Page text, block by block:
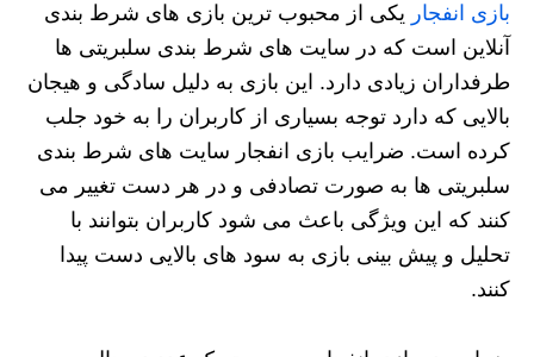
بازی انفجار یکی از محبوب‌ ترین بازی‌ های شرط‌ بندی
آنلاین است که در سایت‌ های شرط‌ بندی سلبریتی‌ ها
طرفداران زیادی دارد. این بازی به دلیل سادگی و هیجان
بالایی که دارد توجه بسیاری از کاربران را به خود جلب
کرده است. ضرایب بازی انفجار سایت های شرط بندی
سلبریتی ها به صورت تصادفی و در هر دست تغییر می‌
کنند که این ویژگی باعث می‌ شود کاربران بتوانند با
تحلیل و پیش‌ بینی بازی به سود های بالایی دست پیدا
کنند.